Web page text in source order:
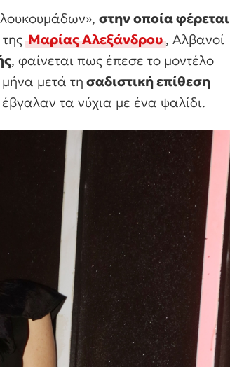
στην οποία φέρεται
τηςΜαρίας Αλεξάνδρου, Αλβανοί
, φαίνεται πως έπεσε το μοντέλο
μετά τη σαδιστική επίθεση
τα νύχια με ένα ψαλίδι.